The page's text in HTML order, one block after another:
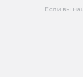
Если вы